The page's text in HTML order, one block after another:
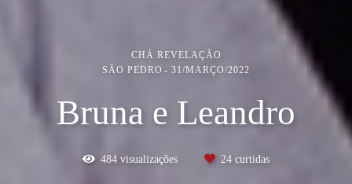
CHÁ REVELAÇÃO
SÃO PEDRO
31/MARÇO/2022
Bruna e Leandro
484 visualizações 24 curtidas